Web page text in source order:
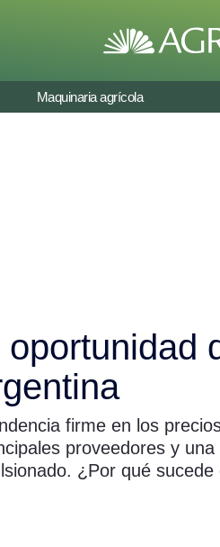
Maquinaria agrícola
firme en los
proveedores y
¿Por qué